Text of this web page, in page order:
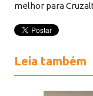
melhor para
Leia também